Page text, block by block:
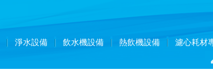
淨水設備 飲水機設備 熱飲機設備 濾心耗材